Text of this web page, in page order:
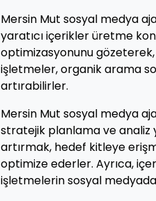
Mersin Mut sosyal medya
yaratıcı içerikler üretme
optimizasyonunu
işletmeler, organik arama
artırabilirler.
Mersin Mut sosyal medya
stratejik planlama ve analiz
artırmak, hedef kitleye
optimize ederler. Ayrıca,
işletmelerin sosyal medyada